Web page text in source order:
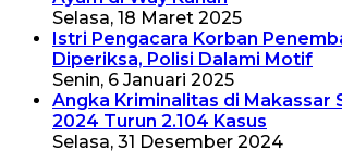
Selasa, 18 Maret 2025
Istri Pengacara Korban
Diperiksa, Polisi Dalami Motif
Senin, 6 Januari 2025
Angka Kriminalitas di Makassar
2024 Turun 2.104 Kasus
Selasa, 31 Desember 2024